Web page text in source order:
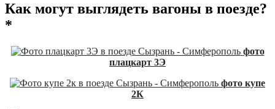
Как могут выглядеть вагоны в поезде?
*
фото
плацкарт 3Э
фото купе
2К